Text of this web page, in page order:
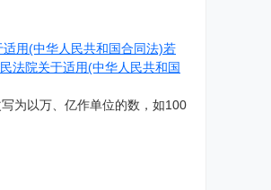
用(中华人民共和国合同法)若
法院关于适用(中华人民共和国
为以万、亿作单位的数，如100